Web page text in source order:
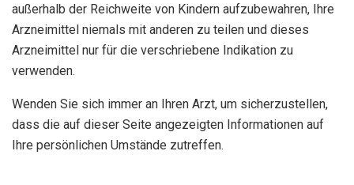
außerhalb der Reichweite von Kindern aufzubewahren, Ihre
Arzneimittel niemals mit anderen zu teilen und dieses
Arzneimittel nur für die verschriebene Indikation zu
verwenden.
Wenden Sie sich immer an Ihren Arzt, um sicherzustellen,
dass die auf dieser Seite angezeigten Informationen auf
Ihre persönlichen Umstände zutreffen.